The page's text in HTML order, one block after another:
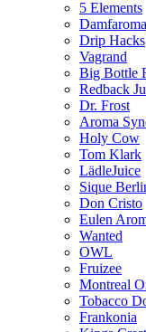
5 Elements
Damfaroma
Drip Hacks
Vagrand
Big Bottle
Redback
Dr. Frost
Aroma
Holy Cow
Tom Klark
LädleJuice
Sique
Don Cristo
Eulen
Wanted
OWL
Fruizee
Montreal
Tobacco
Frankonia